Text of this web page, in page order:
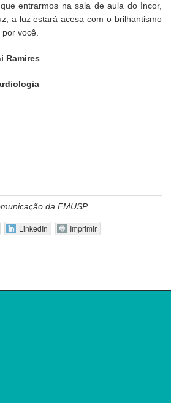
entrarmos na sala de aula do Incor,
a luz estará acesa com o brilhantismo
você.
Ramires
da FMUSP
LinkedIn Imprimir